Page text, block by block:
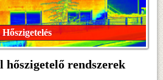
Hőszigetelés
hőszigetelő rendszerek